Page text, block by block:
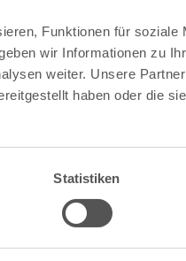
Funktionen für soziale
wir Informationen zu
weiter. Unsere
haben oder die
Statistiken